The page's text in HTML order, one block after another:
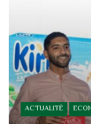
ACTUALITÉ